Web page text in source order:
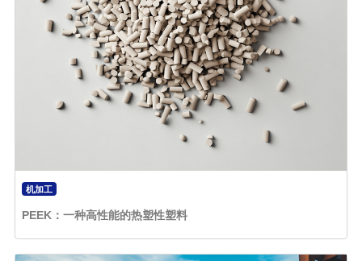
机加工
PEEK：一种高性能的热塑性塑料